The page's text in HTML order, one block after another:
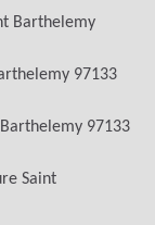
Barthelemy
97133
97133
Saint